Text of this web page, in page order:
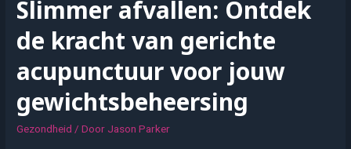
aangepast
je
mobiliteit
Slimmer afvallen: Ontdek
de kracht van gerichte
acupunctuur voor jouw
gewichtsbeheersing
Gezondheid / Door Jason Parker